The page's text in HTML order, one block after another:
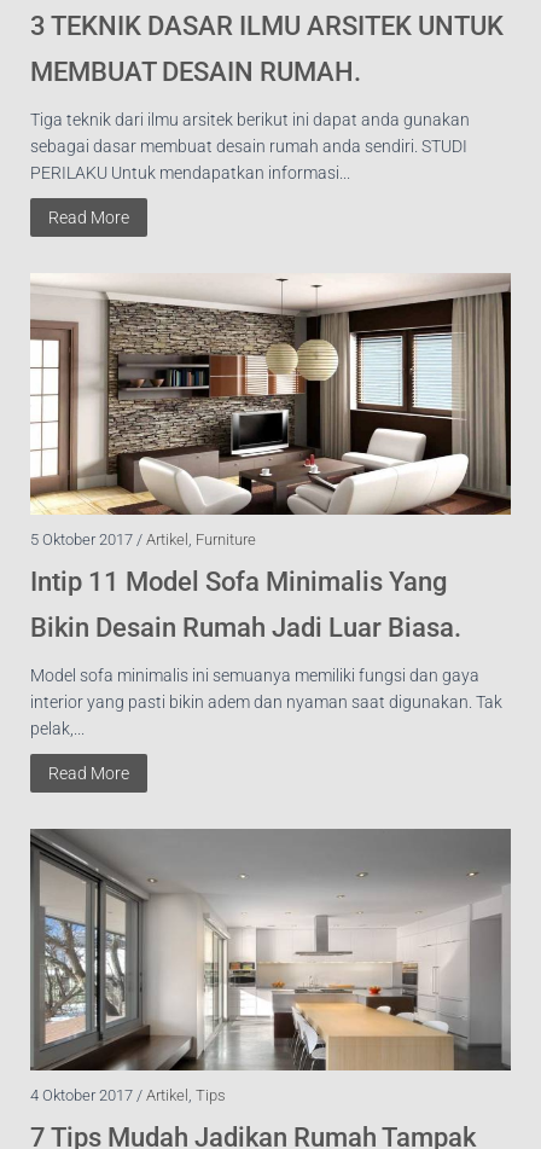
3 TEKNIK DASAR ILMU ARSITEK UNTUK
MEMBUAT DESAIN RUMAH.
Tiga teknik dari ilmu arsitek berikut ini dapat anda gunakan
sebagai dasar membuat desain rumah anda sendiri. STUDI
PERILAKU Untuk mendapatkan informasi...
Read More
5 Oktober 2017 / Artikel Furniture
Intip 11 Model Sofa Minimalis Yang
Bikin Desain Rumah Jadi Luar Biasa.
Model sofa minimalis ini semuanya memiliki fungsi dan gaya
interior yang pasti bikin adem dan nyaman saat digunakan. Tak
pelak,...
Read More
4 Oktober 2017 / Artikel Tips
7 Tips Mudah Jadikan Rumah Tampak